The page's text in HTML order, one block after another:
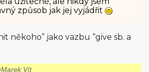
způsob jak jej vyjádřit
někoho” jako vazbu “give sb. a
Vít